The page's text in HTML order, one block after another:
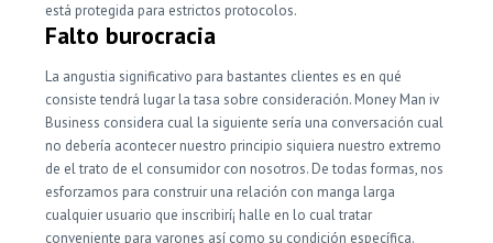
está protegida para estrictos protocolos.
Falto burocracia
La angustia significativo para bastantes clientes es en qué
consiste tendrá lugar la tasa sobre consideración. Money Man iv
Business considera cual la siguiente sería una conversación cual
no debería acontecer nuestro principio siquiera nuestro extremo
de el trato de el consumidor con nosotros. De todas formas, nos
esforzamos para construir una relación con manga larga
cualquier usuario que inscribirí¡ halle en lo cual tratar
conveniente para varones así­ como su condición específica.